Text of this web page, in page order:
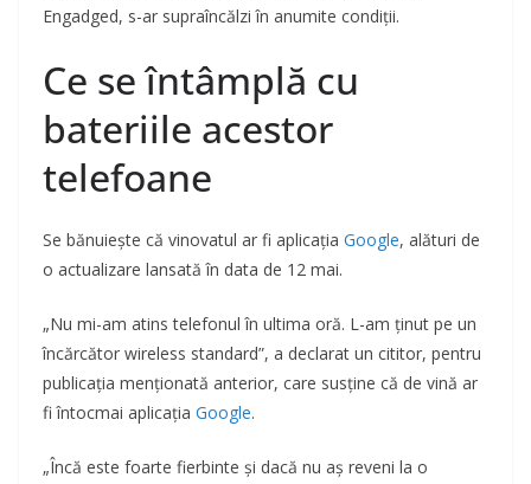
Engadged, s-ar supraîncălzi în anumite condiții.
Ce se întâmplă cu
bateriile acestor
telefoane
Se bănuiește că vinovatul ar fi aplicația Google, alături de
o actualizare lansată în data de 12 mai.
„Nu mi-am atins telefonul în ultima oră. L-am ținut pe un
încărcător wireless standard”, a declarat un cititor, pentru
publicația menționată anterior, care susține că de vină ar
fi întocmai aplicația Google.
„Încă este foarte fierbinte și dacă nu aș reveni la o